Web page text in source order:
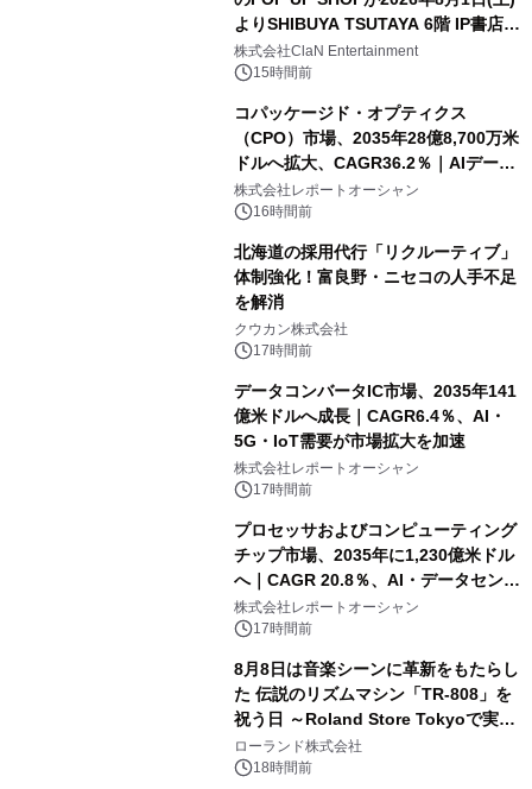
よりSHIBUYA TSUTAYA 6階 IP書店で
開催決定！！
株式会社ClaN Entertainment
15時間前
コパッケージド・オプティクス
（CPO）市場、2035年28億8,700万米
ドルへ拡大、CAGR36.2％｜AIデータ
センター・高速光通信需要が成長を加
速
株式会社レポートオーシャン
16時間前
北海道の採用代行「リクルーティブ」
体制強化！富良野・ニセコの人手不足
を解消
クウカン株式会社
17時間前
データコンバータIC市場、2035年141
億米ドルへ成長｜CAGR6.4％、AI・
5G・IoT需要が市場拡大を加速
株式会社レポートオーシャン
17時間前
プロセッサおよびコンピューティング
チップ市場、2035年に1,230億米ドル
へ｜CAGR 20.8％、AI・データセンタ
ー需要が成長を牽引
株式会社レポートオーシャン
17時間前
8月8日は音楽シーンに革新をもたらし
た 伝説のリズムマシン「TR-808」を
祝う日 ～Roland Store Tokyoで実機
を展示しての 記念キャンペーンを開
催 英国ラジオ「NTS」の 特別プログ
ローランド株式会社
18時間前